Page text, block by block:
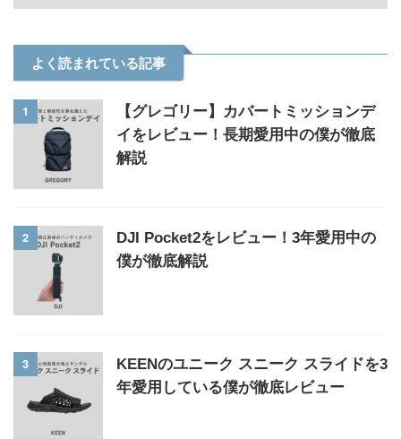
よく読まれている記事
1
【グレゴリー】カバートミッションデ
イをレビュー！長期愛用中の僕が徹底
解説
2
DJI Pocket2をレビュー！3年愛用中の
僕が徹底解説
3
KEENのユニーク スニーク スライドを3
年愛用している僕が徹底レビュー